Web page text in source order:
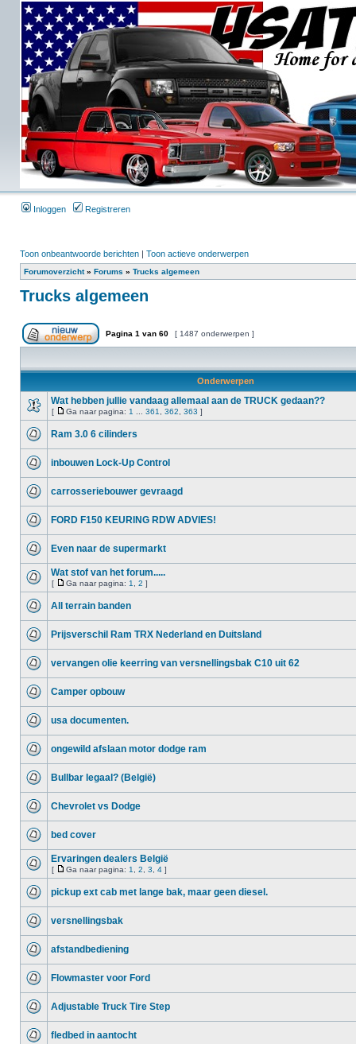
Inloggen Registreren
Toon onbeantwoorde berichten | Toon actieve onderwerpen
Forumoverzicht» Forums » Trucks algemeen
Trucks algemeen
Pagina 1 van 60 [ 1487 onderwerpen ]
Onderwerpen
Wat hebben jullie vandaag allemaal aan de TRUCK gedaan??
[ Ga naar pagina: 1 361 362 363 ]
Ram 3.0 6 cilinders
inbouwen Lock-Up Control
carrosseriebouwer gevraagd
FORD F150 KEURING RDW ADVIES!
Even naar de supermarkt
Wat stof van het forum.....
[ Ga naar pagina: 1 2 ]
All terrain banden
Prijsverschil Ram TRX Nederland en Duitsland
vervangen olie keerring van versnellingsbak C10 uit 62
Camper opbouw
usa documenten.
ongewild afslaan motor dodge ram
Bullbar legaal? (België)
Chevrolet vs Dodge
bed cover
Ervaringen dealers België
[ Ga naar pagina: 1 2 3 4 ]
pickup ext cab met lange bak, maar geen diesel.
versnellingsbak
afstandbediening
Flowmaster voor Ford
Adjustable Truck Tire Step
fledbed in aantocht